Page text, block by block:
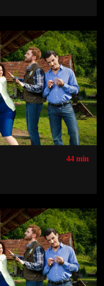
44 min